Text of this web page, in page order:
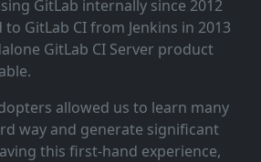
GitLab internally since 2012
GitLab CI from Jenkins in 2013
GitLab CI Server product
allowed us to learn many
way and generate significant
this first‑hand experience,